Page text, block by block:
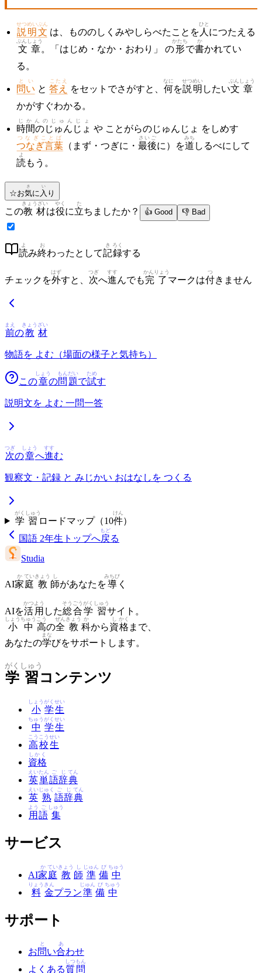
説明文
せつめいぶん
は、もののしくみやしらべたことを人
ひと
につたえる
文章
ぶんしょう
。「はじめ・なか・おわり」 の形
かたち
で書
か
かれてい
る。
問い
とい
と 答え
こたえ
をセットでさがすと、 何
なに
を説明
せつめい
したい文章
ぶんしょう
かがすぐわかる。
時間のじゅんじょ
じかんのじゅんじょ
や ことがらのじゅんじょ をしめす
つなぎ言葉
つなぎことば
（まず・つぎに・ 最後
さいご
に）を道
みち
しるべにして
読
よ
もう。
☆お気
き
に 入
い
り
この教材
きょうざい
は役
やく
に立
た
ちましたか？ 👍 Good 👎 Bad
読
よ
み終
お
わったとして記
き
録
ろく
する
チェックを外
はず
すと、 次
つぎ
へ進
すす
んでも完了
かんりょう
マークは付
つ
きません
前
まえ
の教
きょう
材
ざい
物語を よむ（場面の様子と気持ち）
この章
しょう
の問
もん
題
だい
で試
ため
す
説明文を よむ 一問一答
次
つぎ
の章
しょう
へ進
すす
む
観察文・記録 と みじかい おはなしを つくる
学
がく
習
しゅう
ロードマップ（10件
けん
）
国語 2年生 トップへ戻
もど
る
Studia
AI家
か
庭
てい
教
きょう
師
し
があなたを導
みちび
く
AIを活
かつ
用
よう
した総
そう
合
ごう
学
がく
習
しゅう
サイト。
小
しょう
中
ちゅう
高
こう
の全
ぜん
教
きょう
科
か
から資
し
格
かく
まで、
あなたの学
まな
びをサポートします。
学
がく
習
しゅう
コンテンツ
小
しょう
学
がく
生
せい
中
ちゅう
学
がく
生
せい
高
こう
校
こう
生
せい
資格
しかく
英
えい
単
たん
語
ご
辞
じ
典
てん
英
えい
熟
じゅく
語
ご
辞
じ
典
てん
用
よう
語
ご
集
しゅう
サービス
AI家
か
庭
てい
教
きょう
師
し
準
じゅん
備
び
中
ちゅう
料
りょう
金
きん
プラン準
じゅん
備
び
中
ちゅう
サポート
お問
と
い合
あ
わせ
よくある質
しつ
問
もん